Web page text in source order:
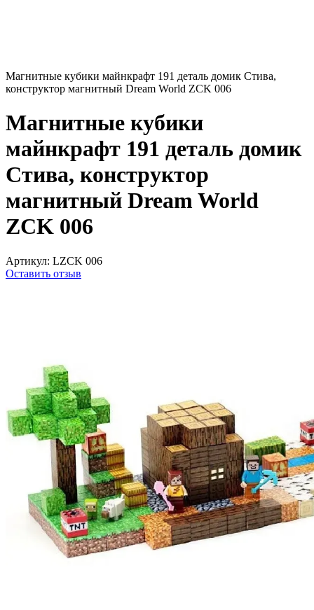
Магнитные кубики майнкрафт 191 деталь домик Стива,
конструктор магнитный Dream World ZCK 006
Магнитные кубики
майнкрафт 191 деталь домик
Стива, конструктор
магнитный Dream World
ZCK 006
Артикул: LZCK 006
Оставить отзыв